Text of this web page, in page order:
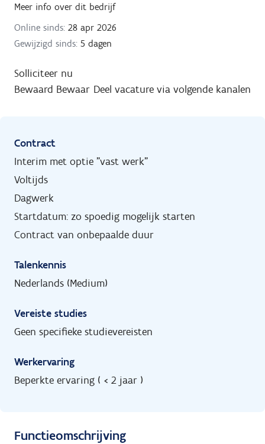
Meer info over dit bedrijf
Online sinds: 28 apr 2026
Gewijzigd sinds: 5 dagen
Solliciteer nu
Bewaard Bewaar Deel vacature via volgende kanalen
Contract
Interim met optie "vast werk"
Voltijds
Dagwerk
Startdatum: zo spoedig mogelijk starten
Contract van onbepaalde duur
Talenkennis
Nederlands (Medium)
Vereiste studies
Geen specifieke studievereisten
Werkervaring
Beperkte ervaring ( < 2 jaar )
Functieomschrijving